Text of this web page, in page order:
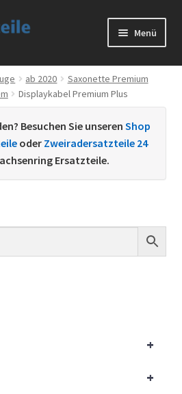
Menü
ab 2020
Saxonette Premium
Displaykabel Premium Plus
Besuchen Sie unseren Shop
oder Zweiradersatzteile 24
Ersatzteile.
+
+